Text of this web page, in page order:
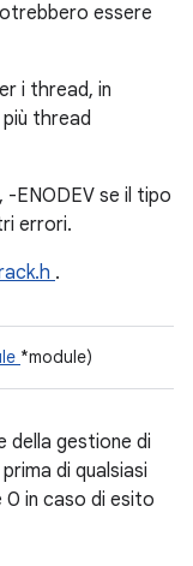
essere
i thread, in
thread
ENODEV se il tipo
errori.
.
*module)
della gestione di
di qualsiasi
0 in caso di esito